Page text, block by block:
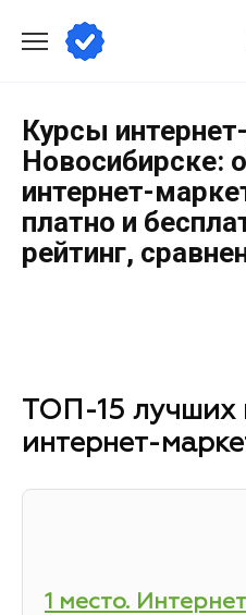
Курсы
Новосибирске:
интернет-
платно и
рейтинг,
ТОП-15 лучших
интернет-
1 место.